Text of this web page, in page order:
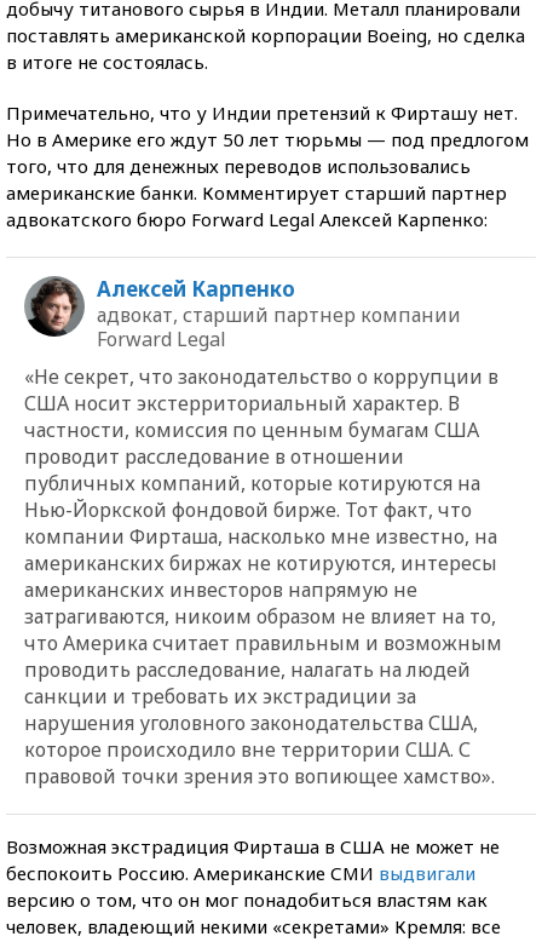
добычу титанового сырья в Индии. Металл планировали
поставлять американской корпорации Boeing, но сделка
в итоге не состоялась.
Примечательно, что у Индии претензий к Фирташу нет.
Но в Америке его ждут 50 лет тюрьмы — под предлогом
того, что для денежных переводов использовались
американские банки. Комментирует старший партнер
адвокатского бюро Forward Legal Алексей Карпенко:
Алексей Карпенко
адвокат, старший партнер компании
Forward Legal
«Не секрет, что законодательство о коррупции в
США носит экстерриториальный характер. В
частности, комиссия по ценным бумагам США
проводит расследование в отношении
публичных компаний, которые котируются на
Нью-Йоркской фондовой бирже. Тот факт, что
компании Фирташа, насколько мне известно, на
американских биржах не котируются, интересы
американских инвесторов напрямую не
затрагиваются, никоим образом не влияет на то,
что Америка считает правильным и возможным
проводить расследование, налагать на людей
санкции и требовать их экстрадиции за
нарушения уголовного законодательства США,
которое происходило вне территории США. С
правовой точки зрения это вопиющее хамство».
Возможная экстрадиция Фирташа в США не может не
беспокоить Россию. Американские СМИ выдвигали
версию о том, что он мог понадобиться властям как
человек, владеющий некими «секретами» Кремля: все